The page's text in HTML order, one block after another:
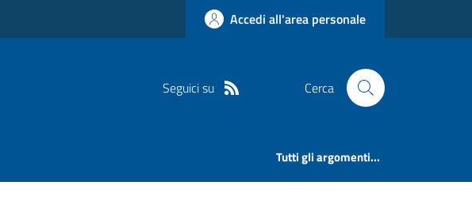
Accedi all'area personale
Seguici su Cerca
Tutti gli argomenti...